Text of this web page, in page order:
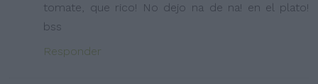
tomate, que rico! No dejo na de na! en el plato!
bss
Responder